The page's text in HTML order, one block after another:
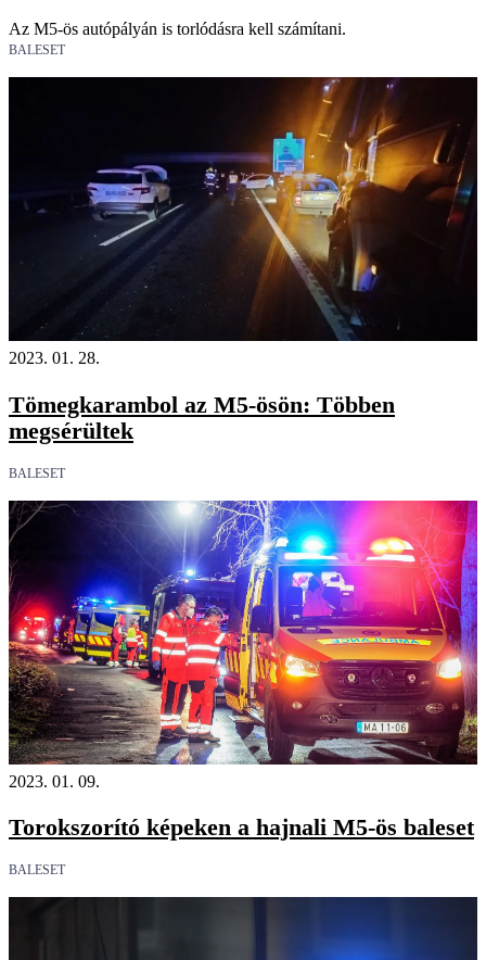
Az M5-ös autópályán is torlódásra kell számítani.
BALESET
2023. 01. 28.
Tömegkarambol az M5-ösön: Többen
megsérültek
BALESET
18+
2023. 01. 09.
Torokszorító képeken a hajnali M5-ös baleset
BALESET